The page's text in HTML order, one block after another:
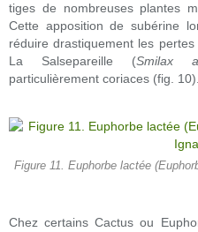
tiges de nombreuses plantes
Cette apposition de subérine
réduire drastiquement les
La Salsepareille (Smilax
particulièrement coriaces (fig. 10).
Figure 11. Euphorbe lactée
Chez certains Cactus ou